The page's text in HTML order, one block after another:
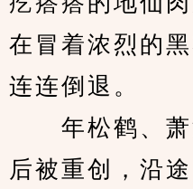
在冒着浓烈的
连连倒退。
年松鹤、萧
后被重创，沿